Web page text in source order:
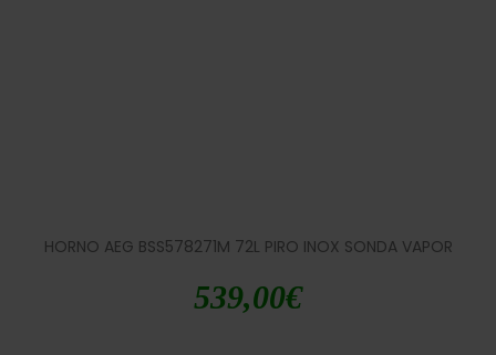
HORNO AEG BSS578271M 72L PIRO INOX SONDA VAPOR
539,00€